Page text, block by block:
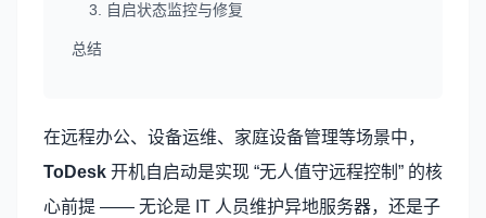
3. 自启状态监控与修复
总结
在远程办公、设备运维、家庭设备管理等场景中，
ToDesk 开机自启动是实现 “无人值守远程控制” 的核
心前提 —— 无论是 IT 人员维护异地服务器，还是子